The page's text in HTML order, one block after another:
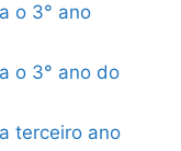
o 3° ano
o 3° ano do
terceiro ano